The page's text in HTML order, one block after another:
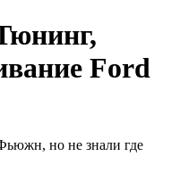
Ford
но не знали где